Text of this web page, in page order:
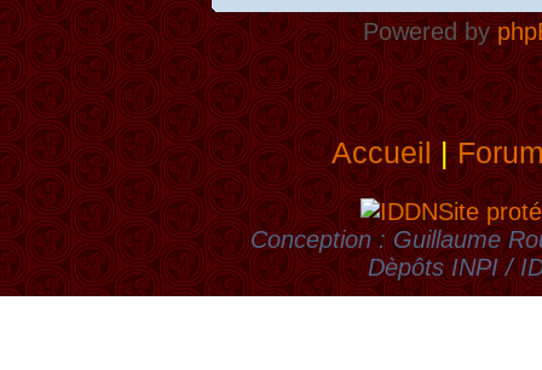
Powered by
Accueil|
Site
Conception : Guillaume
Dèpôts INPI /